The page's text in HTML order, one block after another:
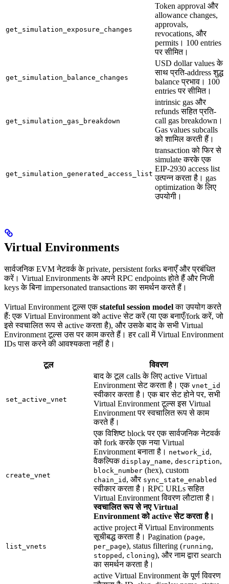
get_simulation_exposure_changes
Token approval और
allowance changes,
approvals,
revocations, और
permits। 100 entries
पर सीमित।
get_simulation_balance_changes
USD dollar values के
साथ प्रति-address शुद्ध
balance प्रभाव। 100
entries पर सीमित।
get_simulation_gas_breakdown
intrinsic gas और
refunds सहित प्रति-
call gas breakdown।
Gas values subcalls
को शामिल करती हैं।
get_simulation_generated_access_list
transaction को फिर से
simulate करके एक
EIP-2930 access list
उत्पन्न करता है। gas
optimization के लिए
उपयोगी।
Virtual Environments
सार्वजनिक EVM नेटवर्क के private, persistent forks बनाएँ और प्रबंधित
करें। Virtual Environments के अपने RPC endpoints होते हैं और निजी
keys के बिना impersonated transactions का समर्थन करते हैं।
Virtual Environment टूल्स एकstateful session modelका उपयोग करते
हैं: एक Virtual Environment को active सेट करें (या एक बनाएँ/fork करें, जो
इसे स्वचालित रूप से active करता है), और उसके बाद के सभी Virtual
Environment टूल्स उस पर काम करते हैं। हर call में Virtual Environment
IDs पास करने की आवश्यकता नहीं है।
टूल विवरण
set_active_vnet
बाद के टूल calls के लिए active Virtual
Environment सेट करता है। एक vnet_id
स्वीकार करता है। एक बार सेट होने पर, सभी
Virtual Environment टूल्स इस Virtual
Environment पर स्वचालित रूप से काम
करते हैं।
create_vnet
एक विशिष्ट block पर एक सार्वजनिक नेटवर्क
को fork करके एक नया Virtual
Environment बनाता है। network_id ,
वैकल्पिक display_name, description,
block_number (hex), custom
chain_id , और sync_state_enabled
स्वीकार करता है। RPC URLs सहित
Virtual Environment विवरण लौटाता है।
स्वचालित रूप से नए Virtual
Environment को active सेट करता है।
list_vnets
active project में Virtual Environments
सूचीबद्ध करता है। Pagination (page,
per_page), status filtering (running,
stopped , cloning), और नाम द्वारा search
का समर्थन करता है।
active Virtual Environment के पूर्ण विवरण